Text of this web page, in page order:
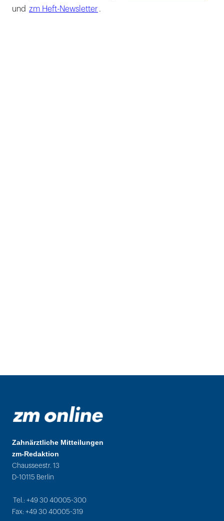
und zm Heft-Newsletter .
Zahnärztliche Mitteilungen
zm-Redaktion
Chausseestr. 13
D-10115 Berlin
Tel.: +49 30 40005-300
Fax: +49 30 40005-319